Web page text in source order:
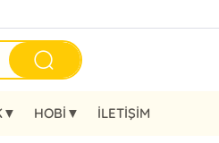
HOBİ▼ İLETİŞİM